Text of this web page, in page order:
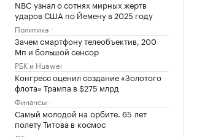
NBC узнал о сотнях мирных жертв
ударов США по Йемену в 2025 году
Политика
Зачем смартфону телеобъектив, 200
Мп и большой сенсор
РБК и Huawei
Конгресс оценил создание «Золотого
флота» Трампа в $275 млрд
Финансы
Самый молодой на орбите. 65 лет
полету Титова в космос